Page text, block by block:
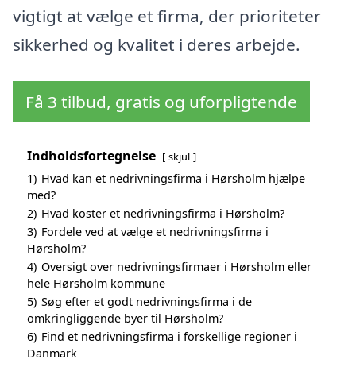
vigtigt at vælge et firma, der prioriteter
sikkerhed og kvalitet i deres arbejde.
Få 3 tilbud, gratis og uforpligtende
Indholdsfortegnelse skjul
1) Hvad kan et nedrivningsfirma i Hørsholm hjælpe
med?
2) Hvad koster et nedrivningsfirma i Hørsholm?
3) Fordele ved at vælge et nedrivningsfirma i
Hørsholm?
4) Oversigt over nedrivningsfirmaer i Hørsholm eller
hele Hørsholm kommune
5) Søg efter et godt nedrivningsfirma i de
omkringliggende byer til Hørsholm?
6) Find et nedrivningsfirma i forskellige regioner i
Danmark